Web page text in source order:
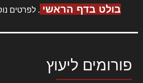
בולט בדף הראשי . לפרטים
פורומים ליעוץ